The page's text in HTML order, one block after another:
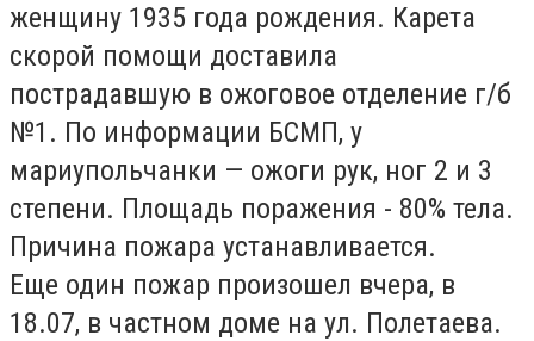
женщину 1935 года рождения. Карета
скорой помощи доставила
пострадавшую в ожоговое отделение г/б
№1. По информации БСМП, у
мариупольчанки — ожоги рук, ног 2 и 3
степени. Площадь поражения - 80% тела.
Причина пожара устанавливается.
Еще один пожар произошел вчера, в
18.07, в частном доме на ул. Полетаева.